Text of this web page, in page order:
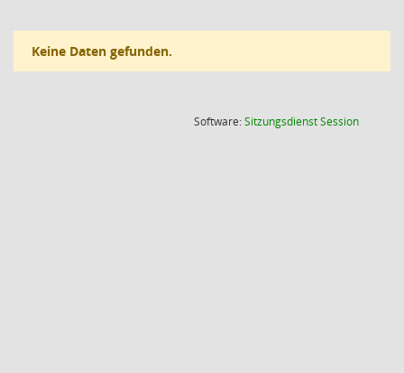
Keine Daten gefunden.
Software:SitzungsdienstSession(Wird in